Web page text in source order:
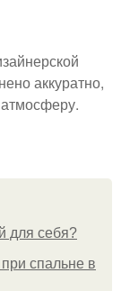
аккуратно,
для себя?
спальне в